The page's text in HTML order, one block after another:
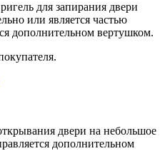
для запирания двери
или является частью
дополнительном вертушком.
двери на небольшое
дополнительном